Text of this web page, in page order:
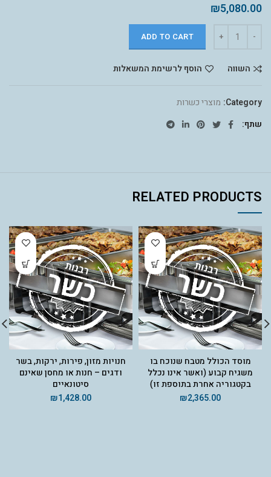
₪5,080.00
ADD TO CART
השווה הוסף לרשימת המשאלות
Category: מוצרי כשרות
שתף
RELATED PRODUCTS
מוסד הכולל מטבח שנוכח בו
משגיח קבוע (ואשר אינו נכלל
בקטגוריה אחרת בתוספת זו)
₪2,365.00
חנויות מזון, פירות, ירקות, בשר
ודגים – חנות או מחסן שאינם
סיטונאיים
₪1,428.00